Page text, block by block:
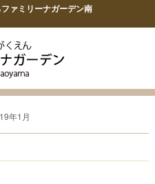
ァミリーナガーデン南
年1月